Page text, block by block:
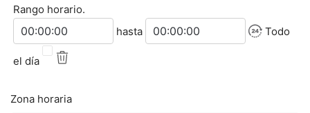
Rango horario.
Hora de inicio
hasta Hora de finalización Todo
el día
Zona horaria